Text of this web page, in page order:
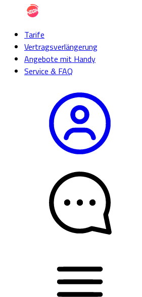
Tarife
Vertragsverlängerung
Angebote mit Handy
Service & FAQ